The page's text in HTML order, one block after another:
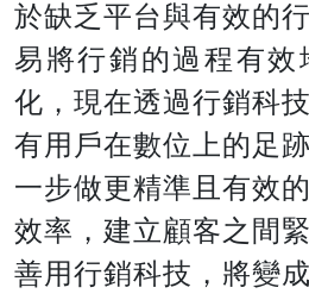
於缺乏平台與有效的
易將行銷的過程有效
化，現在透過行銷科
有用戶在數位上的足
一步做更精準且有效
效率，建立顧客之間
善用行銷科技，將變